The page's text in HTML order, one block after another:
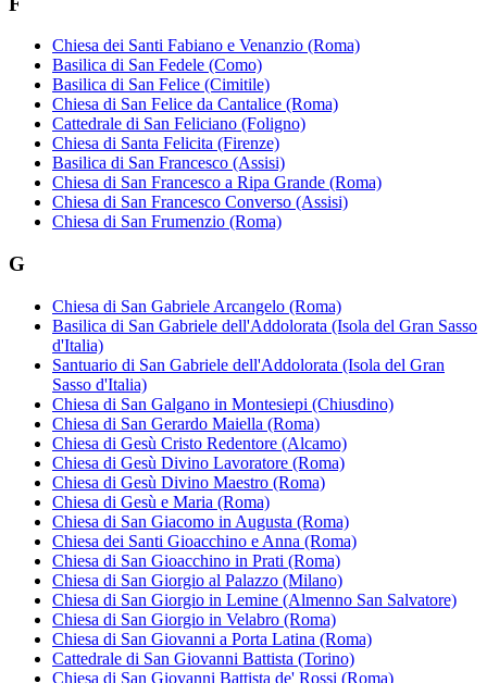
Chiesa dei Santi Fabiano e Venanzio (Roma)
Basilica di San Fedele (Como)
Basilica di San Felice (Cimitile)
Chiesa di San Felice da Cantalice (Roma)
Cattedrale di San Feliciano (Foligno)
Chiesa di Santa Felicita (Firenze)
Basilica di San Francesco (Assisi)
Chiesa di San Francesco a Ripa Grande (Roma)
Chiesa di San Francesco Converso (Assisi)
Chiesa di San Frumenzio (Roma)
G
Chiesa di San Gabriele Arcangelo (Roma)
Basilica di San Gabriele dell'Addolorata (Isola del Gran Sasso
d'Italia)
Santuario di San Gabriele dell'Addolorata (Isola del Gran
Sasso d'Italia)
Chiesa di San Galgano in Montesiepi (Chiusdino)
Chiesa di San Gerardo Maiella (Roma)
Chiesa di Gesù Cristo Redentore (Alcamo)
Chiesa di Gesù Divino Lavoratore (Roma)
Chiesa di Gesù Divino Maestro (Roma)
Chiesa di Gesù e Maria (Roma)
Chiesa di San Giacomo in Augusta (Roma)
Chiesa dei Santi Gioacchino e Anna (Roma)
Chiesa di San Gioacchino in Prati (Roma)
Chiesa di San Giorgio al Palazzo (Milano)
Chiesa di San Giorgio in Lemine (Almenno San Salvatore)
Chiesa di San Giorgio in Velabro (Roma)
Chiesa di San Giovanni a Porta Latina (Roma)
Cattedrale di San Giovanni Battista (Torino)
Chiesa di San Giovanni Battista de' Rossi (Roma)